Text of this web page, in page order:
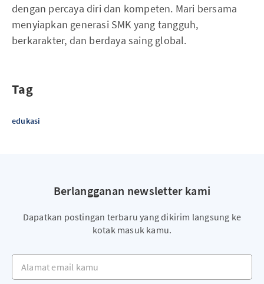
dengan percaya diri dan kompeten. Mari bersama
menyiapkan generasi SMK yang tangguh,
berkarakter, dan berdaya saing global.
Tag
edukasi
Berlangganan newsletter kami
Dapatkan postingan terbaru yang dikirim langsung ke
kotak masuk kamu.
Alamat email kamu